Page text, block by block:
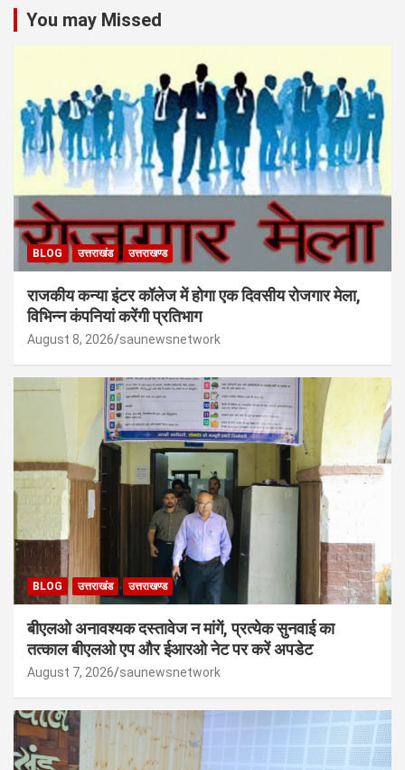
You may Missed
BLOG उत्तराखंड उत्तराखण्ड
राजकीय कन्या इंटर कॉलेज में होगा एक दिवसीय रोजगार मेला,
विभिन्न कंपनियां करेंगी प्रतिभाग
August 8, 2026 saunewsnetwork
BLOG उत्तराखंड उत्तराखण्ड
बीएलओ अनावश्यक दस्तावेज न मांगें, प्रत्येक सुनवाई का
तत्काल बीएलओ एप और ईआरओ नेट पर करें अपडेट
August 7, 2026 saunewsnetwork